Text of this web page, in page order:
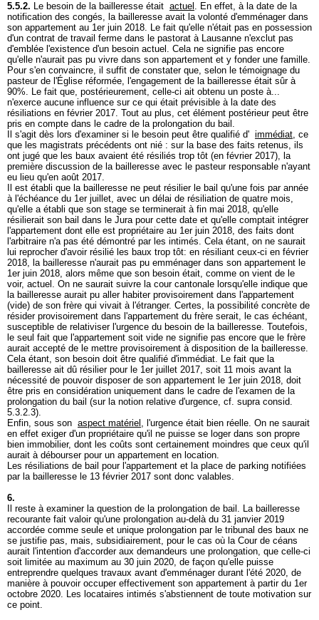
5.5.2. Le besoin de la bailleresse était actuel . En effet, à la date de la
notification des congés, la bailleresse avait la volonté d'emménager dans
son appartement au 1er juin 2018. Le fait qu'elle n'était pas en possession
d'un contrat de travail ferme dans le pastorat à Lausanne n'exclut pas
d'emblée l'existence d'un besoin actuel. Cela ne signifie pas encore
qu'elle n'aurait pas pu vivre dans son appartement et y fonder une famille.
Pour s'en convaincre, il suffit de constater que, selon le témoignage du
pasteur de l'Église réformée, l'engagement de la bailleresse était sûr à
90%. Le fait que, postérieurement, celle-ci ait obtenu un poste à...
n'exerce aucune influence sur ce qui était prévisible à la date des
résiliations en février 2017. Tout au plus, cet élément postérieur peut être
pris en compte dans le cadre de la prolongation du bail.
Il s'agit dès lors d'examiner si le besoin peut être qualifié d' immédiat, ce
que les magistrats précédents ont nié : sur la base des faits retenus, ils
ont jugé que les baux avaient été résiliés trop tôt (en février 2017), la
première discussion de la bailleresse avec le pasteur responsable n'ayant
eu lieu qu'en août 2017.
Il est établi que la bailleresse ne peut résilier le bail qu'une fois par année
à l'échéance du 1er juillet, avec un délai de résiliation de quatre mois,
qu'elle a établi que son stage se terminerait à fin mai 2018, qu'elle
résilierait son bail dans le Jura pour cette date et qu'elle comptait intégrer
l'appartement dont elle est propriétaire au 1er juin 2018, des faits dont
l'arbitraire n'a pas été démontré par les intimés. Cela étant, on ne saurait
lui reprocher d'avoir résilié les baux trop tôt: en résiliant ceux-ci en février
2018, la bailleresse n'aurait pas pu emménager dans son appartement le
1er juin 2018, alors même que son besoin était, comme on vient de le
voir, actuel. On ne saurait suivre la cour cantonale lorsqu'elle indique que
la bailleresse aurait pu aller habiter provisoirement dans l'appartement
(vide) de son frère qui vivait à l'étranger. Certes, la possibilité concrète de
résider provisoirement dans l'appartement du frère serait, le cas échéant,
susceptible de relativiser l'urgence du besoin de la bailleresse. Toutefois,
le seul fait que l'appartement soit vide ne signifie pas encore que le frère
aurait accepté de le mettre provisoirement à disposition de la bailleresse.
Cela étant, son besoin doit être qualifié d'immédiat. Le fait que la
bailleresse ait dû résilier pour le 1er juillet 2017, soit 11 mois avant la
nécessité de pouvoir disposer de son appartement le 1er juin 2018, doit
être pris en considération uniquement dans le cadre de l'examen de la
prolongation du bail (sur la notion relative d'urgence, cf. supra consid.
5.3.2.3).
Enfin, sous son aspect matériel , l'urgence était bien réelle. On ne saurait
en effet exiger d'un propriétaire qu'il ne puisse se loger dans son propre
bien immobilier, dont les coûts sont certainement moindres que ceux qu'il
aurait à débourser pour un appartement en location.
Les résiliations de bail pour l'appartement et la place de parking notifiées
par la bailleresse le 13 février 2017 sont donc valables.
6.
Il reste à examiner la question de la prolongation de bail. La bailleresse
recourante fait valoir qu'une prolongation au-delà du 31 janvier 2019
accordée comme seule et unique prolongation par le tribunal des baux ne
se justifie pas, mais, subsidiairement, pour le cas où la Cour de céans
aurait l'intention d'accorder aux demandeurs une prolongation, que celle-ci
soit limitée au maximum au 30 juin 2020, de façon qu'elle puisse
entreprendre quelques travaux avant d'emménager durant l'été 2020, de
manière à pouvoir occuper effectivement son appartement à partir du 1er
octobre 2020. Les locataires intimés s'abstiennent de toute motivation sur
ce point.